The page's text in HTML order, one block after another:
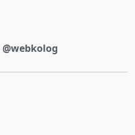
@webkolog